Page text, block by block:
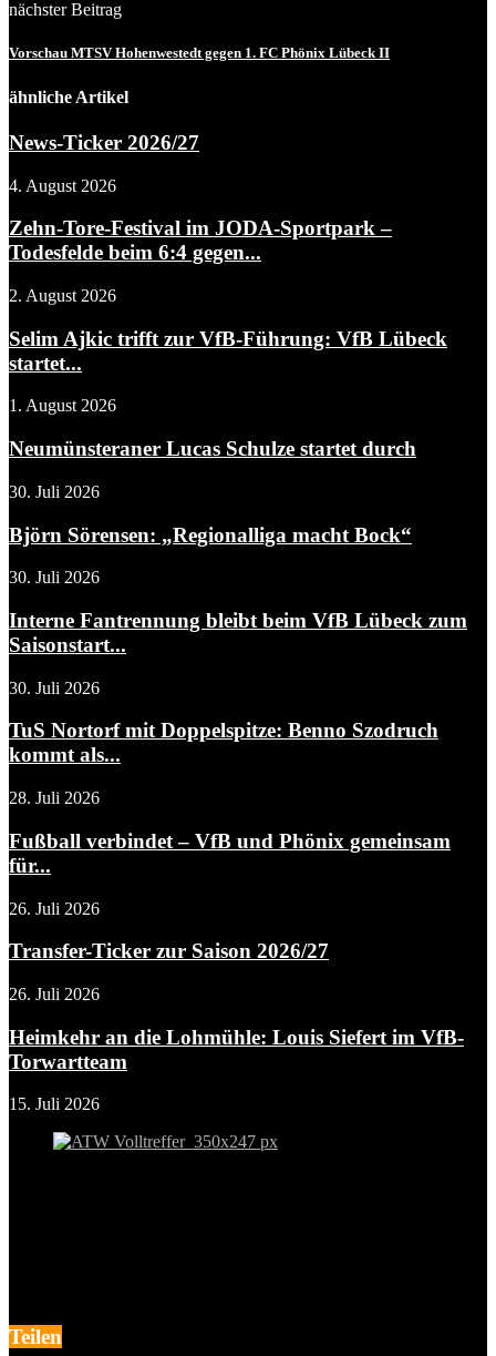
nächster Beitrag
Vorschau MTSV Hohenwestedt gegen 1. FC Phönix Lübeck II
ähnliche Artikel
News-Ticker 2026/27
4. August 2026
Zehn-Tore-Festival im JODA-Sportpark –
Todesfelde beim 6:4 gegen...
2. August 2026
Selim Ajkic trifft zur VfB-Führung: VfB Lübeck
startet...
1. August 2026
Neumünsteraner Lucas Schulze startet durch
30. Juli 2026
Björn Sörensen: „Regionalliga macht Bock“
30. Juli 2026
Interne Fantrennung bleibt beim VfB Lübeck zum
Saisonstart...
30. Juli 2026
TuS Nortorf mit Doppelspitze: Benno Szodruch
kommt als...
28. Juli 2026
Fußball verbindet – VfB und Phönix gemeinsam
für...
26. Juli 2026
Transfer-Ticker zur Saison 2026/27
26. Juli 2026
Heimkehr an die Lohmühle: Louis Siefert im VfB-
Torwartteam
15. Juli 2026
Teilen